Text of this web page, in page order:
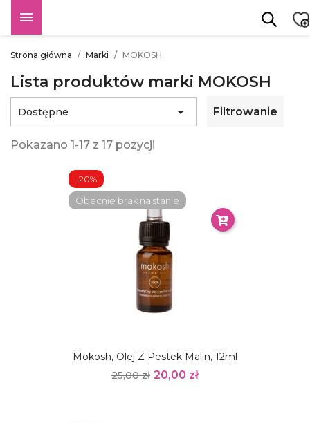

Strona główna Marki MOKOSH
Lista produktów marki MOKOSH
Dostępne  Filtrowanie
Pokazano 1-17 z 17 pozycji
Mokosh, Olej Z Pestek Malin, 12ml
25,00 zł 20,00 zł
-20%
Obecnie brak na stanie